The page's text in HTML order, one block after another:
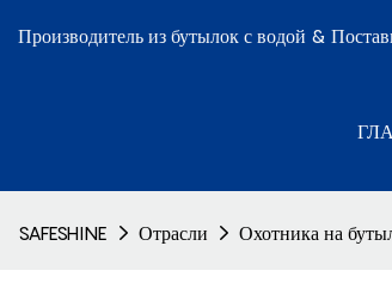
Производитель из бутылок с водой &
SAFESHINE Отрасли Охотника на